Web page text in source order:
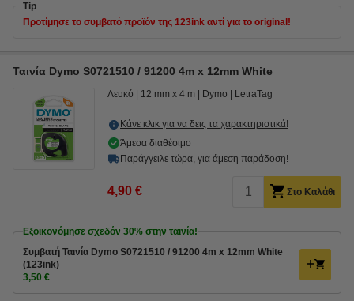
Tip
Προτίμησε το συμβατό προϊόν της 123ink αντί για το original!
Ταινία Dymo S0721510 / 91200 4m x 12mm White
Λευκό 12 mm x 4 m Dymo LetraTag
Κάνε κλικ για να δεις τα χαρακτηριστικά!
Άμεσα διαθέσιμο
Παράγγειλε τώρα, για άμεση παράδοση!
4,90 € Στο Καλάθι
Εξοικονόμησε σχεδόν 30% στην ταινία!
Συμβατή Ταινία Dymo S0721510 / 91200 4m x 12mm White
(123ink)
3,50 €